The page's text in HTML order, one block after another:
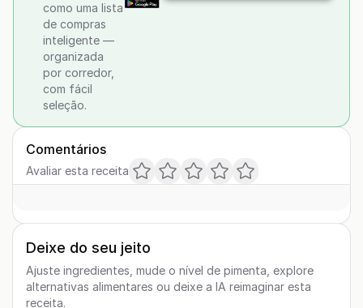
como uma lista
de compras
inteligente —
organizada
por corredor,
com fácil
seleção.
Comentários
Avaliar esta receita
Deixe do seu jeito
Ajuste ingredientes, mude o nível de pimenta, explore
alternativas alimentares ou deixe a IA reimaginar esta
receita.